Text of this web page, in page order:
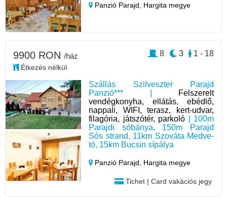
Panzió Parajd, Hargita megye
Szállás Szilveszter Parajd
Panzió*** |
Felszerelt
vendégkonyha, ellátás, ebédlő,
nappali, WIFI, terasz, kert-udvar,
filagória, játszótér, parkoló | 100m
Parajdi sóbánya, 150m Parajd
Sós strand, 11km Szováta Medve-
tó, 15km Bucsin sípálya
Panzió Parajd, Hargita megye
Tichet | Card vakációs jegy
9900 RON /ház
Étkezés nélkül
1 - 18
3
8